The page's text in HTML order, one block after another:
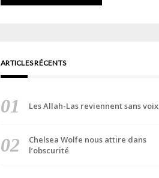
ARTICLES RÉCENTS
Les Allah-Las reviennent sans voix
Chelsea Wolfe nous attire dans
l’obscurité